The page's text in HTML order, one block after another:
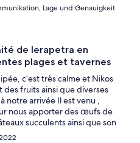
Lage und Genauigkeit
de Ierapetra en
plages et tavernes
c’est très calme et Nikos
fruits ainsi que diverses
notre arrivée Il est venu ,
nous apporter des œufs de
succulents ainsi que son
que nous passions un